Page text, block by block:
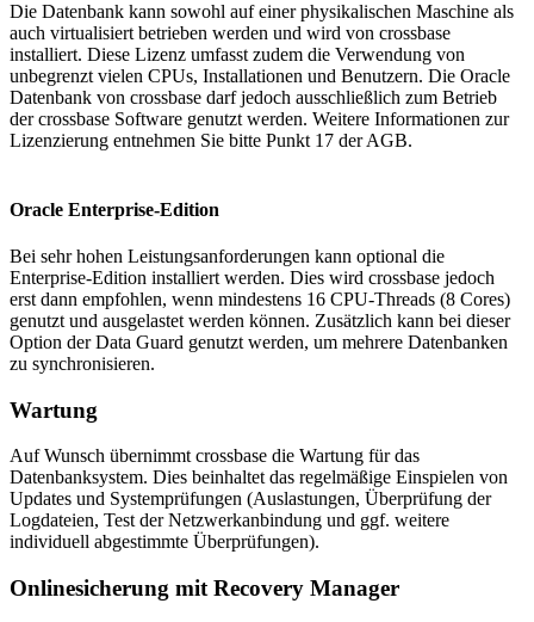
Die Datenbank kann sowohl auf einer physikalischen Maschine als
auch virtualisiert betrieben werden und wird von crossbase
installiert. Diese Lizenz umfasst zudem die Verwendung von
unbegrenzt vielen CPUs, Installationen und Benutzern. Die Oracle
Datenbank von crossbase darf jedoch ausschließlich zum Betrieb
der crossbase Software genutzt werden. Weitere Informationen zur
Lizenzierung entnehmen Sie bitte Punkt 17 der AGB.
Oracle Enterprise-Edition
Bei sehr hohen Leistungsanforderungen kann optional die
Enterprise-Edition installiert werden. Dies wird crossbase jedoch
erst dann empfohlen, wenn mindestens 16 CPU-Threads (8 Cores)
genutzt und ausgelastet werden können. Zusätzlich kann bei dieser
Option der Data Guard genutzt werden, um mehrere Datenbanken
zu synchronisieren.
Wartung
Auf Wunsch übernimmt crossbase die Wartung für das
Datenbanksystem. Dies beinhaltet das regelmäßige Einspielen von
Updates und Systemprüfungen (Auslastungen, Überprüfung der
Logdateien, Test der Netzwerkanbindung und ggf. weitere
individuell abgestimmte Überprüfungen).
Onlinesicherung mit Recovery Manager